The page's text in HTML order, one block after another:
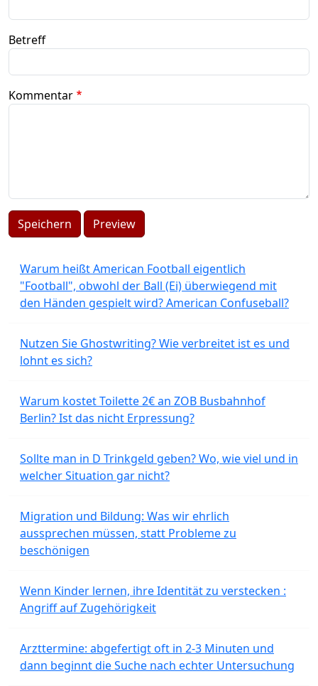
Betreff
Kommentar
Speichern Preview
Warum heißt American Football eigentlich
"Football", obwohl der Ball (Ei) überwiegend mit
den Händen gespielt wird? American Confuseball?
Nutzen Sie Ghostwriting? Wie verbreitet ist es und
lohnt es sich?
Warum kostet Toilette 2€ an ZOB Busbahnhof
Berlin? Ist das nicht Erpressung?
Sollte man in D Trinkgeld geben? Wo, wie viel und in
welcher Situation gar nicht?
Migration und Bildung: Was wir ehrlich
aussprechen müssen, statt Probleme zu
beschönigen
Wenn Kinder lernen, ihre Identität zu verstecken :
Angriff auf Zugehörigkeit
Arzttermine: abgefertigt oft in 2-3 Minuten und
dann beginnt die Suche nach echter Untersuchung